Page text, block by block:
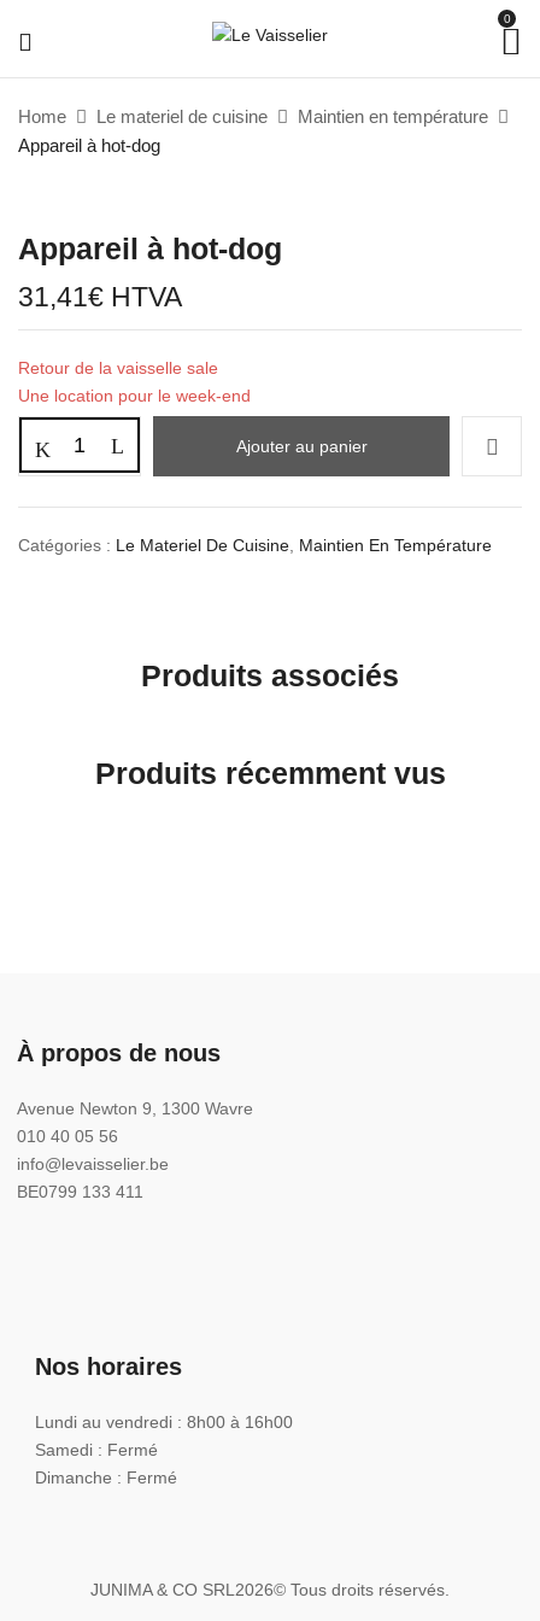
0
Home Le materiel de cuisine
Maintien en température
Appareil à hot-dog
Appareil à hot-dog
31,41€ HTVA
Retour de la vaisselle sale
Une location pour le week-end
Ajouter au panier
Catégories : Le Materiel De Cuisine Maintien En Température
Produits associés
Produits récemment vus
À propos de nous
Avenue Newton 9, 1300 Wavre
010 40 05 56
info@levaisselier.be
BE0799 133 411
Nos horaires
Lundi au vendredi : 8h00 à 16h00
Samedi : Fermé
Dimanche : Fermé
JUNIMA & CO SRL 2026© Tous droits réservés.